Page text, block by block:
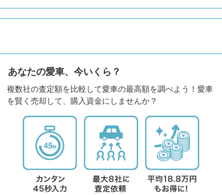
あなたの愛車、今いくら？
複数社の査定額を比較して愛車の最高額を調べよう！愛車
を賢く売却して、購入資金にしませんか？